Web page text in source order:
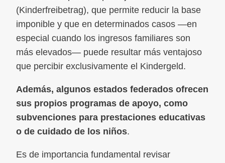
(Kinderfreibetrag), que permite reducir la base
imponible y que en determinados casos —en
especial cuando los ingresos familiares son
más elevados— puede resultar más ventajoso
que percibir exclusivamente el Kindergeld.
Además, algunos estados federados ofrecen
sus propios programas de apoyo, como
subvenciones para prestaciones educativas
o de cuidado de los niños.
Es de importancia fundamental revisar